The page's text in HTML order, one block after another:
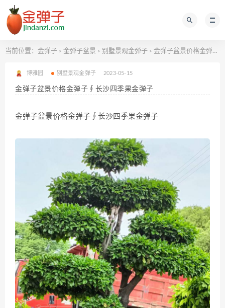
当前位置： 金弹子 > 金弹子盆景 > 别墅景观金弹子 > 金弹子盆景价格金弹子∮长沙四季果金弹子
博雅园 别墅景观金弹子 2023-05-15
金弹子盆景价格金弹子∮长沙四季果金弹子
金弹子盆景价格金弹子∮长沙四季果金弹子